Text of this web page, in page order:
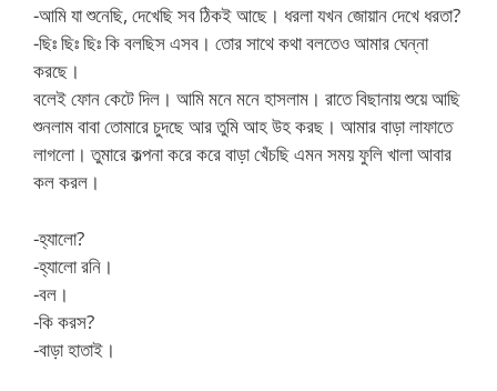
-আমি যা শুনেছি, দেখেছি সব ঠিকই আছে। ধরলা যখন জোয়ান দেখে ধরতা?
-ছিঃ ছিঃ ছিঃ কি বলছিস এসব। তোর সাথে কথা বলতেও আমার ঘেন্না
করছে।
বলেই ফোন কেটে দিল। আমি মনে মনে হাসলাম। রাতে বিছানায় শুয়ে আছি
শুনলাম বাবা তোমারে চুদছে আর তুমি আহ উহ করছ। আমার বাড়া লাফাতে
লাগলো। তুমারে কল্পনা করে করে বাড়া খেঁচছি এমন সময় ফুলি খালা আবার
কল করল।
-হ্যালো?
-হ্যালো রনি।
-বল।
-কি করস?
-বাড়া হাতাই।